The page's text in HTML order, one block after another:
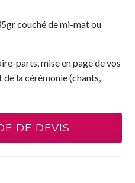
couché de mi-mat ou
parts, mise en page de vos
la cérémonie (chants,
DE DEVIS